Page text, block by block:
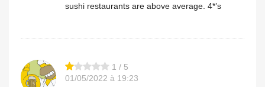
sushi restaurants are above average. 4*’s
1 / 5
01/05/2022 à 19:23